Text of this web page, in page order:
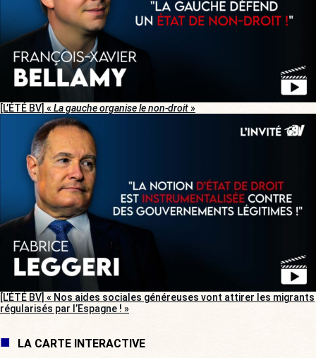
[L’ÉTÉ BV] « La gauche organise le non-droit»
[L’ÉTÉ BV] « Nos aides sociales généreuses vont attirer les migrants
régularisés par l’Espagne ! »
LA CARTE INTERACTIVE